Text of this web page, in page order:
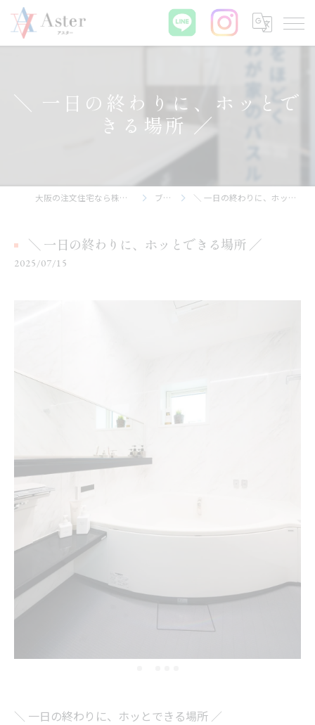
＼ 一日の終わりに、ホッとで
きる場所 ／
大阪の注文住宅なら株式会社アスター ブログ ＼ 一日の終わりに、ホッとできる場所 ／
＼ 一日の終わりに、ホッとできる場所 ／
2025/07/15
＼ 一日の終わりに、ホッとできる場所 ／